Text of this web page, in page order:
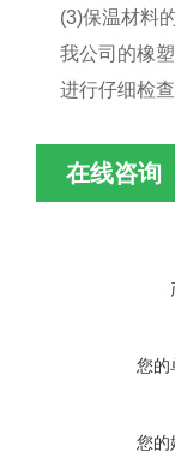
(3)保温材料
我公司的橡
进行仔细检
在线咨询
您的
您的